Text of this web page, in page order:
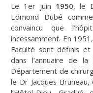
Le 1er juin 1950, le
Edmond Dubé
convaincu que
incessamment. En
Faculté sont définis
dans l’annuaire de
Département de
le Dr Jacques